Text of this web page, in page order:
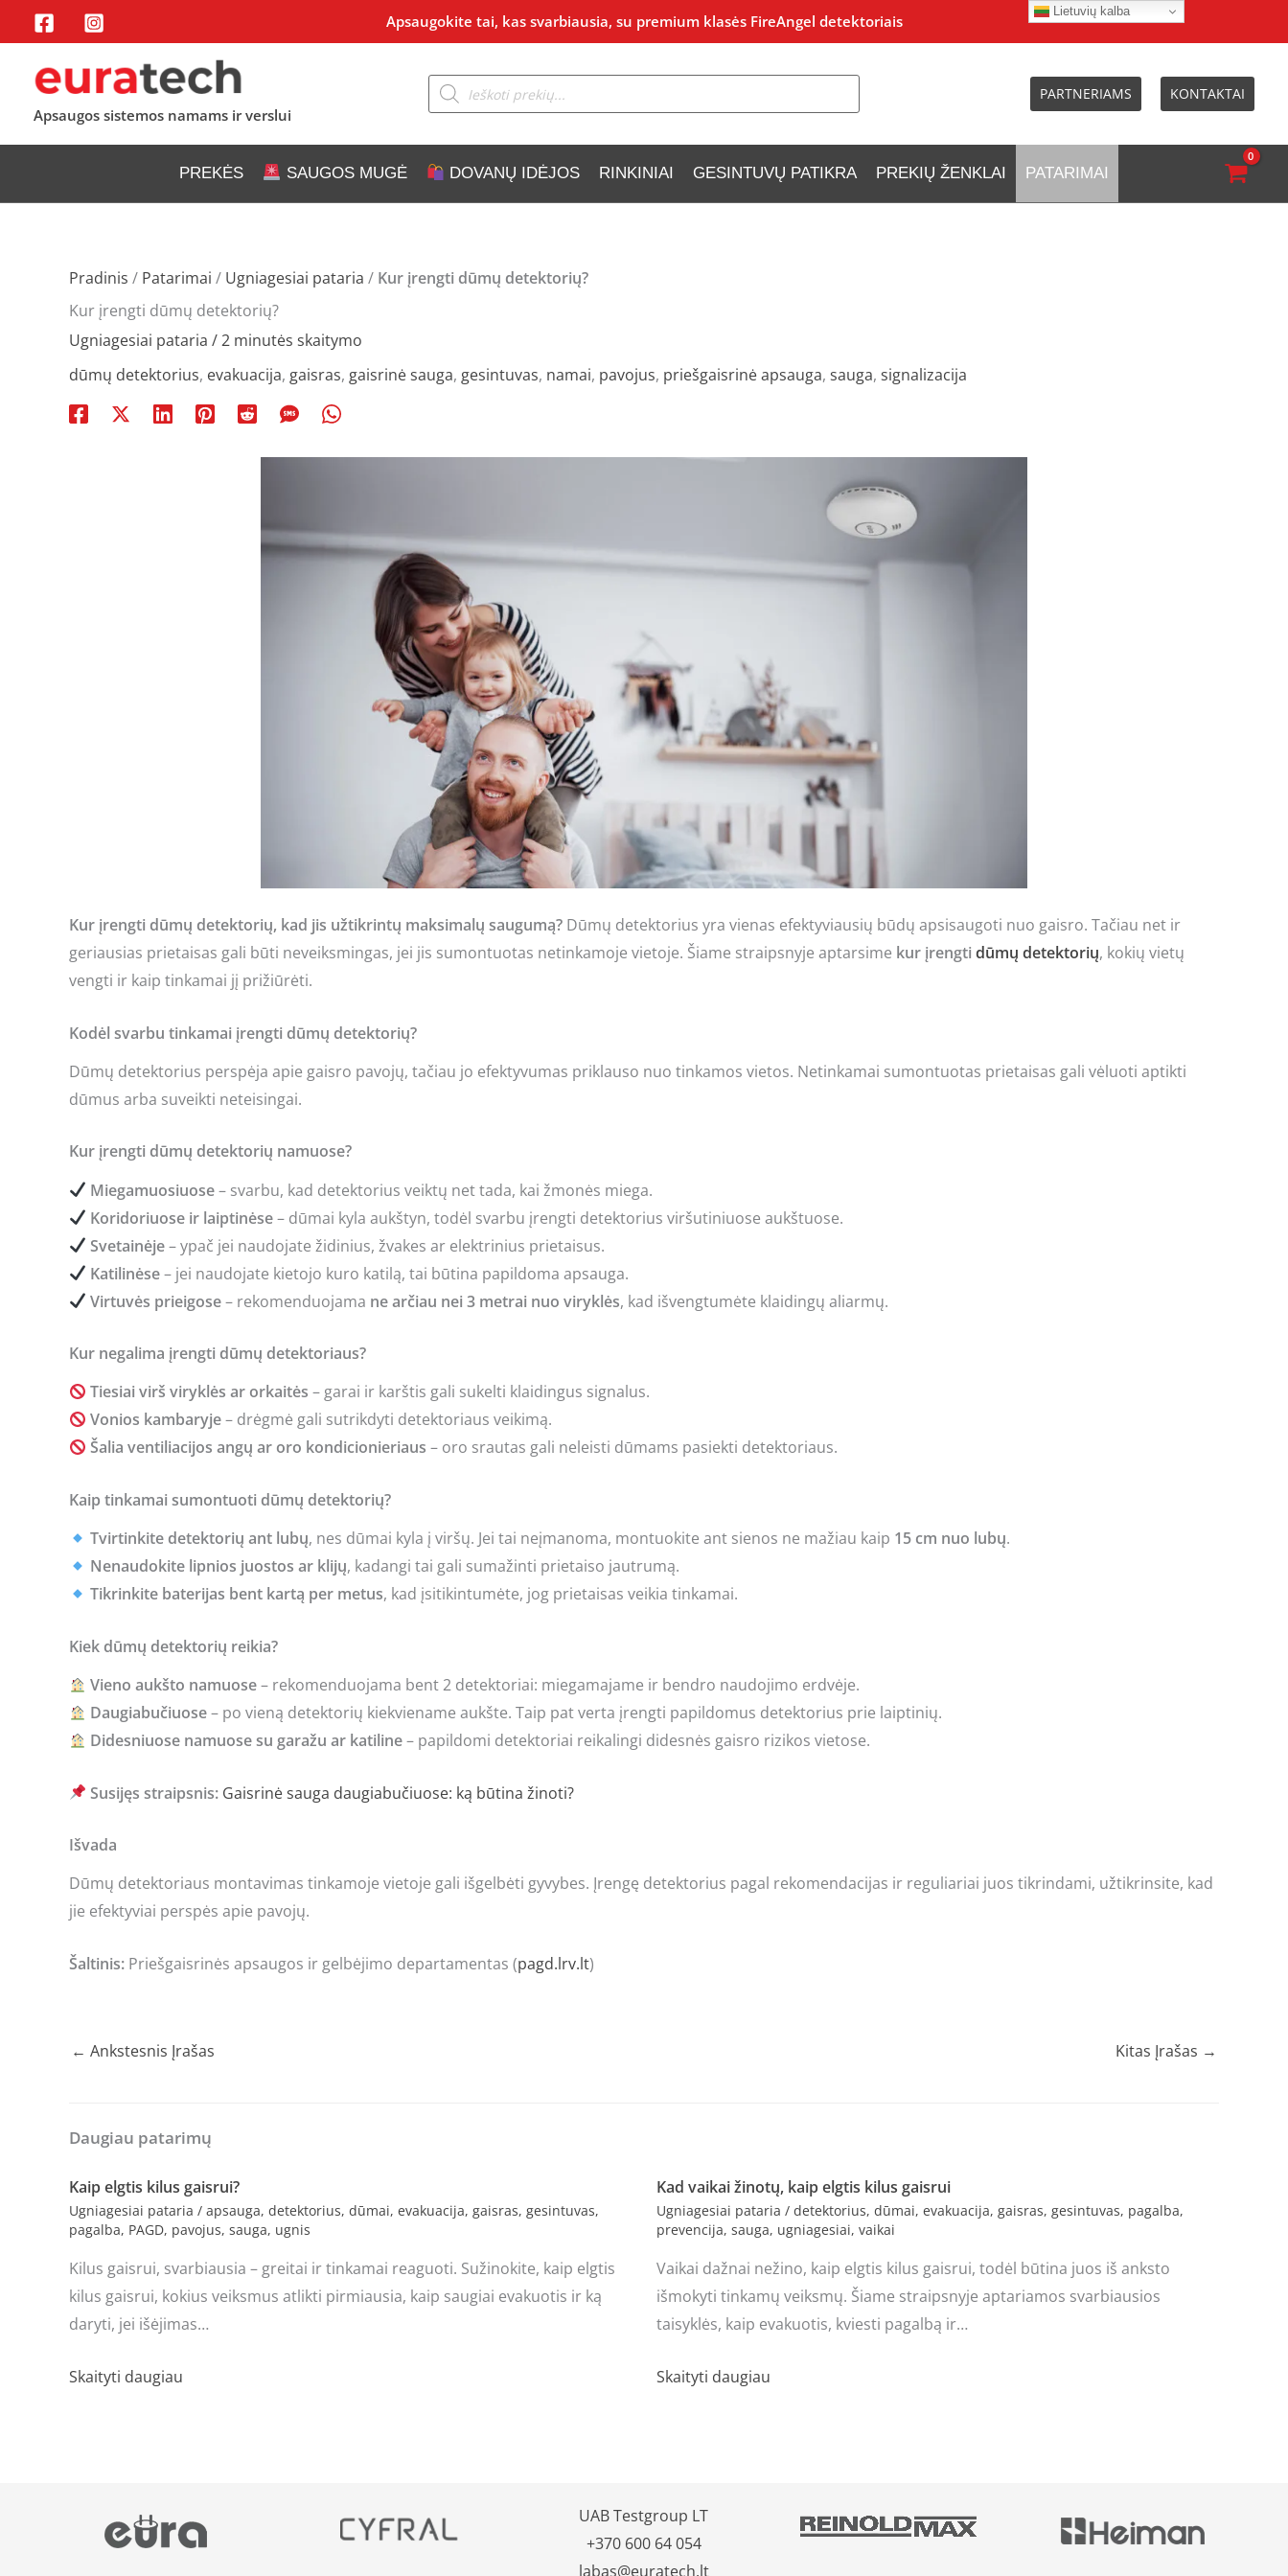
Pereiti
prie
turinio
Apsaugokite tai, kas svarbiausia, su premium klasės FireAngel detektoriais
Apsaugos sistemos namams ir verslui
Products
search PARTNERIAMS KONTAKTAI
PREKĖS SAUGOS MUGĖ DOVANŲ IDĖJOS RINKINIAI GESINTUVŲ PATIKRA PREKIŲ ŽENKLAI PATARIMAI
Pradinis / Patarimai / Ugniagesiai pataria / Kur įrengti dūmų detektorių?
Kur įrengti dūmų detektorių?
Ugniagesiai pataria /2 minutės skaitymo
dūmų detektorius, evakuacija, gaisras, gaisrinė sauga, gesintuvas, namai, pavojus, priešgaisrinė apsauga, sauga, signalizacija
Kur įrengti dūmų detektorių, kad jis užtikrintų maksimalų saugumą? Dūmų detektorius yra vienas efektyviausių būdų apsisaugoti nuo gaisro. Tačiau net ir
geriausias prietaisas gali būti neveiksmingas, jei jis sumontuotas netinkamoje vietoje. Šiame straipsnyje aptarsime kur įrengti dūmų detektorių, kokių vietų
vengti ir kaip tinkamai jį prižiūrėti.
Kodėl svarbu tinkamai įrengti dūmų detektorių?
Dūmų detektorius perspėja apie gaisro pavojų, tačiau jo efektyvumas priklauso nuo tinkamos vietos. Netinkamai sumontuotas prietaisas gali vėluoti aptikti
dūmus arba suveikti neteisingai.
Kur įrengti dūmų detektorių namuose?
Miegamuosiuose– svarbu, kad detektorius veiktų net tada, kai žmonės miega.
Koridoriuose ir laiptinėse– dūmai kyla aukštyn, todėl svarbu įrengti detektorius viršutiniuose aukštuose.
Svetainėje– ypač jei naudojate židinius, žvakes ar elektrinius prietaisus.
Katilinėse– jei naudojate kietojo kuro katilą, tai būtina papildoma apsauga.
Virtuvės prieigose– rekomenduojama ne arčiau nei 3 metrai nuo viryklės, kad išvengtumėte klaidingų aliarmų.
Kur negalima įrengti dūmų detektoriaus?
Tiesiai virš viryklės ar orkaitės – garai ir karštis gali sukelti klaidingus signalus.
Vonios kambaryje– drėgmė gali sutrikdyti detektoriaus veikimą.
Šalia ventiliacijos angų ar oro kondicionieriaus – oro srautas gali neleisti dūmams pasiekti detektoriaus.
Kaip tinkamai sumontuoti dūmų detektorių?
Tvirtinkite detektorių ant lubų, nes dūmai kyla į viršų. Jei tai neįmanoma, montuokite ant sienos ne mažiau kaip 15 cm nuo lubų.
Nenaudokite lipnios juostos ar klijų, kadangi tai gali sumažinti prietaiso jautrumą.
Tikrinkite baterijas bent kartą per metus, kad įsitikintumėte, jog prietaisas veikia tinkamai.
Kiek dūmų detektorių reikia?
Vieno aukšto namuose– rekomenduojama bent 2 detektoriai: miegamajame ir bendro naudojimo erdvėje.
Daugiabučiuose– po vieną detektorių kiekviename aukšte. Taip pat verta įrengti papildomus detektorius prie laiptinių.
Didesniuose namuose su garažu ar katiline– papildomi detektoriai reikalingi didesnės gaisro rizikos vietose.
Susijęs straipsnis: Gaisrinė sauga daugiabučiuose: ką būtina žinoti?
Išvada
Dūmų detektoriaus montavimas tinkamoje vietoje gali išgelbėti gyvybes. Įrengę detektorius pagal rekomendacijas ir reguliariai juos tikrindami, užtikrinsite, kad
jie efektyviai perspės apie pavojų.
Šaltinis: Priešgaisrinės apsaugos ir gelbėjimo departamentas (pagd.lrv.lt)
← Ankstesnis Įrašas Kitas Įrašas →
Daugiau patarimų
Kaip elgtis kilus gaisrui?
Ugniagesiai pataria / apsauga, detektorius, dūmai, evakuacija, gaisras, gesintuvas,
pagalba, PAGD, pavojus, sauga, ugnis
Kilus gaisrui, svarbiausia – greitai ir tinkamai reaguoti. Sužinokite, kaip elgtis
kilus gaisrui, kokius veiksmus atlikti pirmiausia, kaip saugiai evakuotis ir ką
daryti, jei išėjimas…
Skaityti daugiau
Kad vaikai žinotų, kaip elgtis kilus gaisrui
Ugniagesiai pataria / detektorius, dūmai, evakuacija, gaisras, gesintuvas, pagalba,
prevencija, sauga, ugniagesiai, vaikai
Vaikai dažnai nežino, kaip elgtis kilus gaisrui, todėl būtina juos iš anksto
išmokyti tinkamų veiksmų. Šiame straipsnyje aptariamos svarbiausios
taisyklės, kaip evakuotis, kviesti pagalbą ir…
Skaityti daugiau
UAB Testgroup LT
+370 600 64 054
labas@euratech.lt
Lietuvių kalba